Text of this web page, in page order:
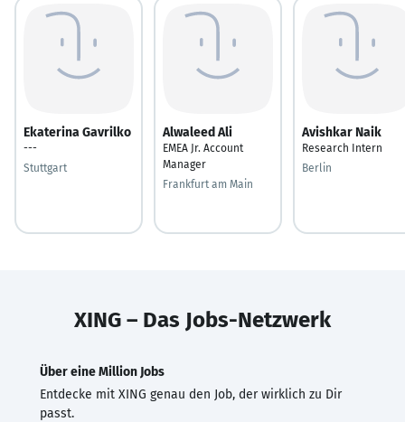
Ekaterina Gavrilko
---
Stuttgart
Alwaleed Ali
EMEA Jr. Account
Manager
Frankfurt am Main
Avishkar Naik
Research Intern
Berlin
XING – Das Jobs-Netzwerk
Über eine Million Jobs
Entdecke mit XING genau den Job, der wirklich zu Dir
passt.